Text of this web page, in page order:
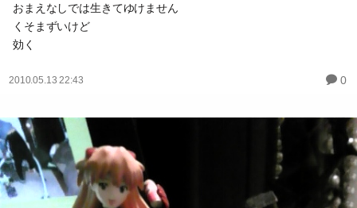
おまえなしでは生きてゆけません
くそまずいけど
効く
2010.05.13 22:43 0